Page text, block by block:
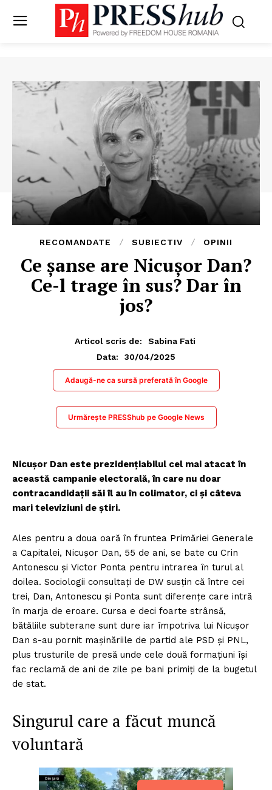
RECOMANDATE SUBIECTIV OPINII
Ce șanse are Nicușor Dan?
Ce-l trage în sus? Dar în
jos?
Articol scris de:
Sabina Fati
Data:
30/04/2025
Adaugă-ne ca sursă preferată în Google
Urmărește PRESShub pe Google News
Nicușor Dan este prezidențiabilul cel mai atacat în
această campanie electorală, în care nu doar
contracandidații săi îl au în colimator, ci și câteva
mari televiziuni de știri.
Ales pentru a doua oară în fruntea Primăriei Generale
a Capitalei, Nicușor Dan, 55 de ani, se bate cu Crin
Antonescu și Victor Ponta pentru intrarea în turul al
doilea. Sociologii consultați de DW susțin că între cei
trei, Dan, Antonescu și Ponta sunt diferențe care intră
în marja de eroare. Cursa e deci foarte strânsă,
bătăliile subterane sunt dure iar împotriva lui Nicușor
Dan s-au pornit mașinăriile de partid ale PSD și PNL,
plus trusturile de presă unde cele două formațiuni își
fac reclamă de ani de zile pe bani primiți de la bugetul
de stat.
Singurul care a făcut muncă
voluntară